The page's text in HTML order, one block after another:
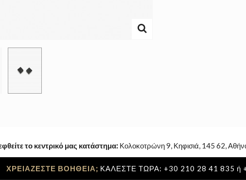
το κεντρικό μας κατάστημα:Κολοκοτρώνη 9, Κηφισιά, 145 62,
ΧΡΕΙΑΖΕΣΤΕ ΒΟΗΘΕΙΑ; ΚΑΛΕΣΤΕ ΤΩΡΑ: +30 210 28 41 835 ή